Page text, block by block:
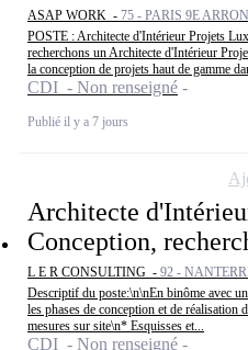
ASAP WORK - 75 - PARIS 9E
POSTE : Architecte d'Intérieur Projets
recherchons un Architecte d'Intérieur
la conception de projets haut de gamme
CDI - Non renseigné
Publié il y a 7 jours
Architecte
Conception,
L E R CONSULTING - 92 -
Descriptif du poste:\n\nEn binôme avec
les phases de conception et de
mesures sur site\n* Esquisses et...
CDI - Non renseigné